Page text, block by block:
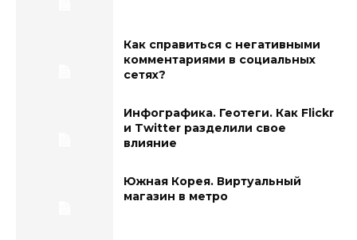
Как справиться с негативными
комментариями в социальных
сетях?
Инфографика. Геотеги. Как Flickr
и Twitter разделили свое
влияние
Южная Корея. Виртуальный
магазин в метро